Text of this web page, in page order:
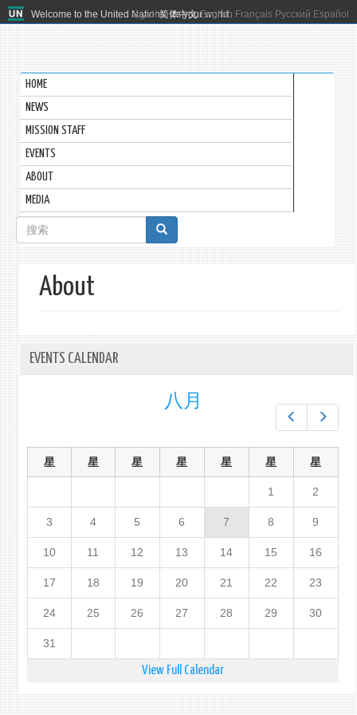
Welcome to the United Nations. It's your world.
العربية 简体中文 English Français Русский Español
HOME
NEWS
MISSION STAFF
EVENTS
ABOUT
MEDIA
搜
索
表
单
About
EVENTS CALENDAR
八月
星 星 星 星 星 星 星
1 2
3 4 5 6 7 8 9
10 11 12 13 14 15 16
17 18 19 20 21 22 23
24 25 26 27 28 29 30
31
View Full Calendar